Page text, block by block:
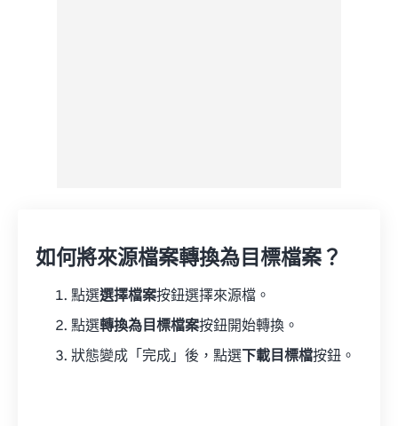
如何將來源檔案轉換為目標檔案？
點選選擇檔案按鈕選擇來源檔。
點選轉換為目標檔案按鈕開始轉換。
狀態變成「完成」後，點選 下載目標檔按鈕。